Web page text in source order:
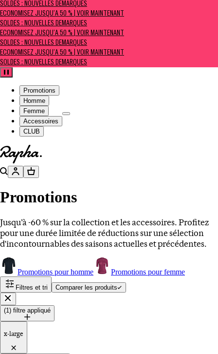
SOLDES : NOUVELLES DÉMARQUES
ÉCONOMISEZ JUSQU’À 50 % | VOIR MAINTENANT
SOLDES : NOUVELLES DÉMARQUES
ÉCONOMISEZ JUSQU’À 50 % | VOIR MAINTENANT
SOLDES : NOUVELLES DÉMARQUES
ÉCONOMISEZ JUSQU’À 50 % | VOIR MAINTENANT
SOLDES : NOUVELLES DÉMARQUES
Pause
Promotions
Homme
Femme
Accessoires
CLUB
Aller à la page d’accueil
Rechercher
ComptePanier
Promotions
Jusqu’à -60 % sur la collection et les accessoires. Profitez
pour une durée limitée de réductions sur une sélection
d'incontournables des saisons actuelles et précédentes.
Promotions pour homme Promotions pour femme
Filtres et tri
Comparer les produits
Fermer
(1) filtre appliqué
x-large